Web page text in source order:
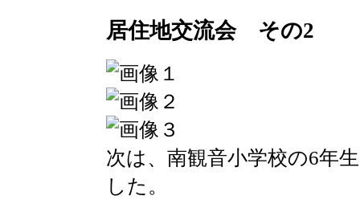
居住地交流会 その2
次は、南観音小学校の6年
した。